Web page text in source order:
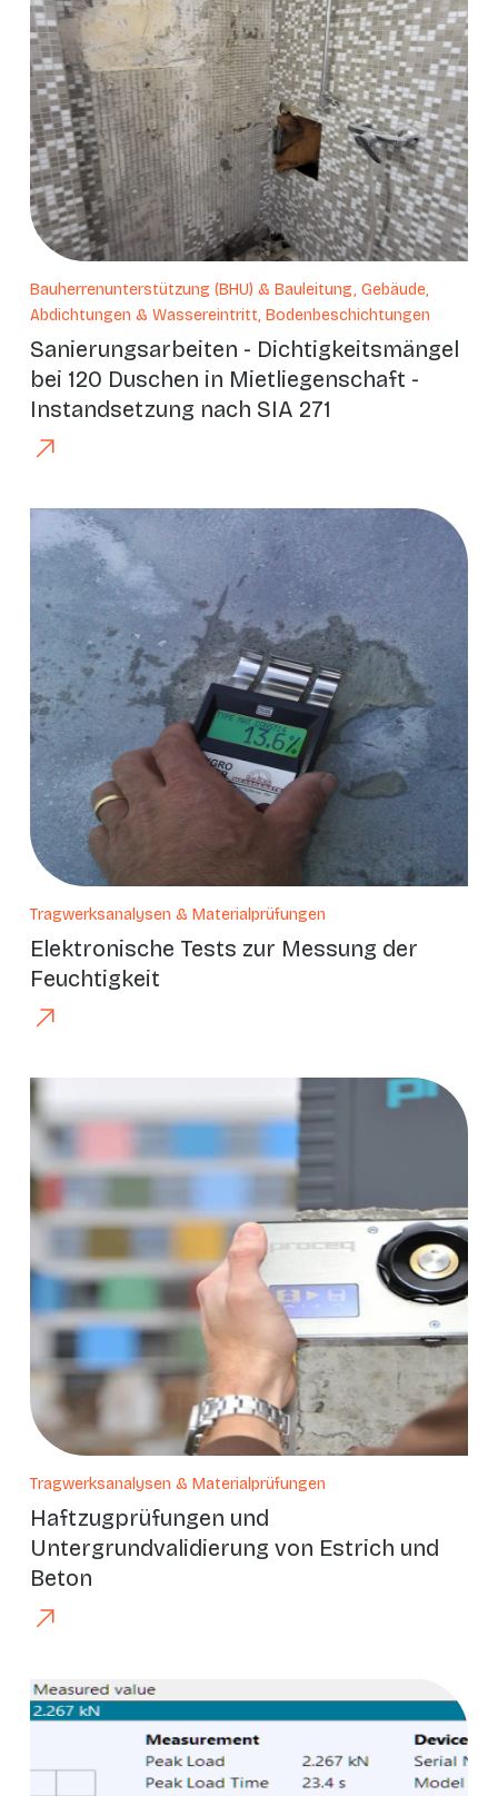
Bauherrenunterstützung (BHU) & Bauleitung, Gebäude,
Abdichtungen & Wassereintritt, Bodenbeschichtungen
Sanierungsarbeiten - Dichtigkeitsmängel
bei 120 Duschen in Mietliegenschaft -
Instandsetzung nach SIA 271
Tragwerksanalysen & Materialprüfungen
Elektronische Tests zur Messung der
Feuchtigkeit
Tragwerksanalysen & Materialprüfungen
Haftzugprüfungen und
Untergrundvalidierung von Estrich und
Beton